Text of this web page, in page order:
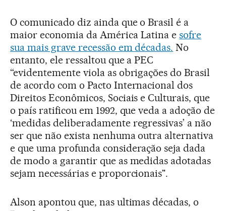
O comunicado diz ainda que o Brasil é a
maior economia da América Latina esofre
sua mais grave recessão em décadas. No
entanto, ele ressaltou que a PEC
“evidentemente viola as obrigações do Brasil
de acordo com o Pacto Internacional dos
Direitos Econômicos, Sociais e Culturais, que
o país ratificou em 1992, que veda a adoção de
‘medidas deliberadamente regressivas’ a não
ser que não exista nenhuma outra alternativa
e que uma profunda consideração seja dada
de modo a garantir que as medidas adotadas
sejam necessárias e proporcionais".
Alson apontou que, nas ultimas décadas, o